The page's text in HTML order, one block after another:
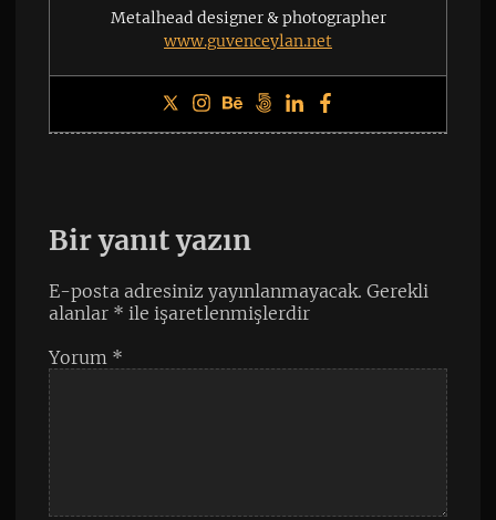
Metalhead designer & photographer
www.guvenceylan.net
Bir yanıt yazın
E-posta adresiniz yayınlanmayacak. Gerekli
alanlar * ile işaretlenmişlerdir
Yorum *